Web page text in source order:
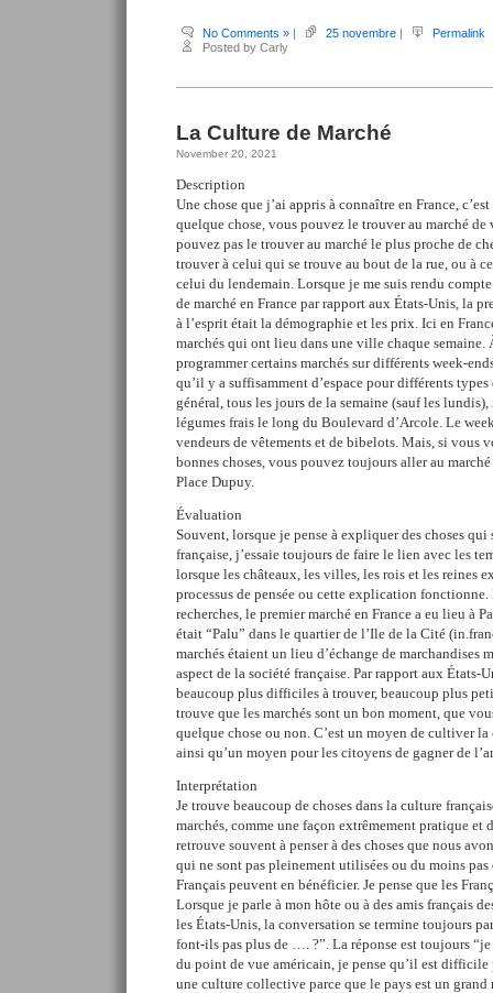
No Comments » | 25 novembre |
Permalink
Posted by Carly
La Culture de Marché
November 20, 2021
Description
Une chose que j’ai appris à connaître en France,
quelque chose, vous pouvez le trouver au marché
pouvez pas le trouver au marché le plus proche de
trouver à celui qui se trouve au bout de la rue, ou à
celui du lendemain. Lorsque je me suis rendu
de marché en France par rapport aux États-Unis, la
à l’esprit était la démographie et les prix. Ici en
marchés qui ont lieu dans une ville chaque
programmer certains marchés sur différents week-
qu’il y a suffisamment d’espace pour différents
général, tous les jours de la semaine (sauf les
légumes frais le long du Boulevard d’Arcole. Le
vendeurs de vêtements et de bibelots. Mais, si vous
bonnes choses, vous pouvez toujours aller au
Place Dupuy.
Évaluation
Souvent, lorsque je pense à expliquer des choses
française, j’essaie toujours de faire le lien avec les
lorsque les châteaux, les villes, les rois et les reines
processus de pensée ou cette explication fonctionne.
recherches, le premier marché en France a eu lieu à
était “Palu” dans le quartier de l’Ile de la Cité
marchés étaient un lieu d’échange de marchandises
aspect de la société française. Par rapport aux États-
beaucoup plus difficiles à trouver, beaucoup plus
trouve que les marchés sont un bon moment, que
quelque chose ou non. C’est un moyen de cultiver
ainsi qu’un moyen pour les citoyens de gagner de
Interprétation
Je trouve beaucoup de choses dans la culture
marchés, comme une façon extrêmement pratique et
retrouve souvent à penser à des choses que nous
qui ne sont pas pleinement utilisées ou du moins pas
Français peuvent en bénéficier. Je pense que les
Lorsque je parle à mon hôte ou à des amis français
les États-Unis, la conversation se termine toujours
font-ils pas plus de …. ?”. La réponse est toujours “je
du point de vue américain, je pense qu’il est difficile
une culture collective parce que le pays est un grand